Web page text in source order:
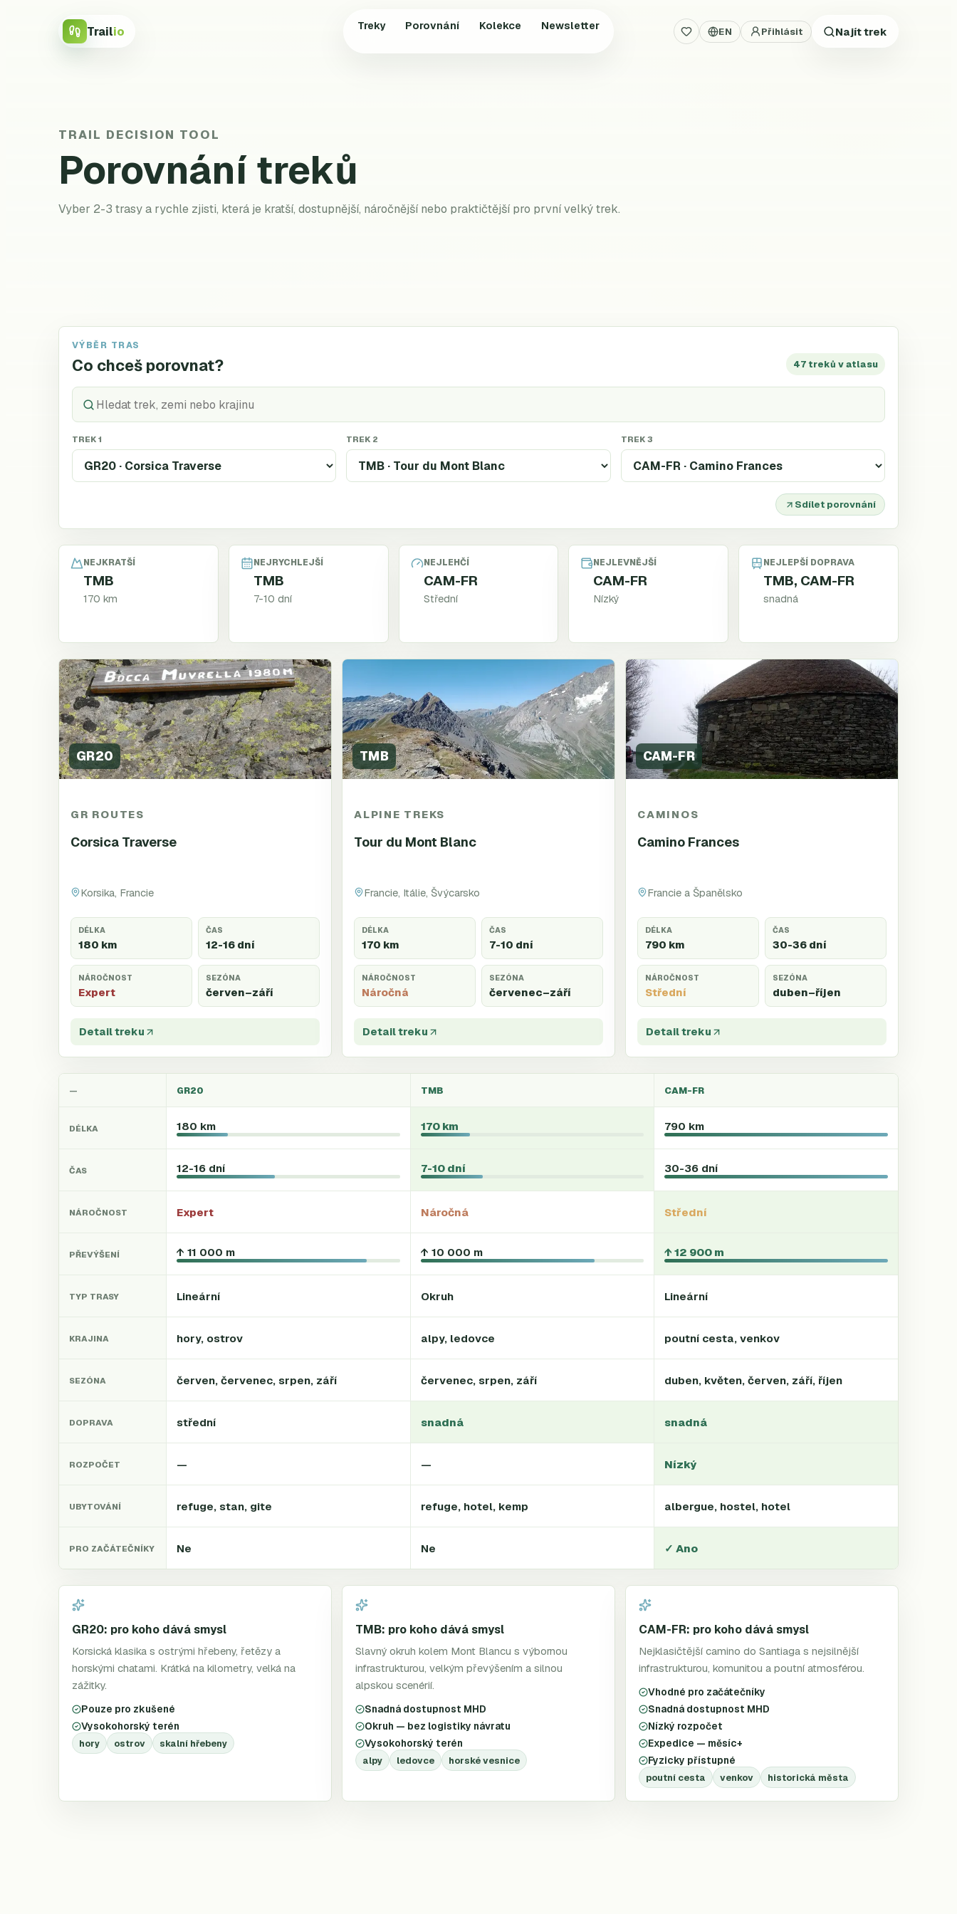
Trailio Treky Porovnání Kolekce Newsletter EN Přihlásit Najít trek
TRAIL DECISION TOOL
Porovnání treků
Vyber 2-3 trasy a rychle zjisti, která je kratší, dostupnější, náročnější nebo praktičtější pro první velký trek.
VÝBĚR TRAS
Co chceš porovnat? 47 treků v atlasu
TREK 1 TREK 2 TREK 3
Sdílet porovnání
NEJKRATŠÍ
TMB
170 km
NEJRYCHLEJŠÍ
TMB
7-10 dní
NEJLEHČÍ
CAM-FR
Střední
NEJLEVNĚJŠÍ
CAM-FR
Nízký
NEJLEPŠÍ DOPRAVA
TMB, CAM-FR
snadná
GR20
GR ROUTES
Corsica Traverse
Korsika, Francie
DÉLKA
180 km
ČAS
12-16 dní
NÁROČNOST
Expert
SEZÓNA
červen–září
Detail treku
TMB
ALPINE TREKS
Tour du Mont Blanc
Francie, Itálie, Švýcarsko
DÉLKA
170 km
ČAS
7-10 dní
NÁROČNOST
Náročná
SEZÓNA
červenec–září
Detail treku
CAM-FR
CAMINOS
Camino Frances
Francie a Španělsko
DÉLKA
790 km
ČAS
30-36 dní
NÁROČNOST
Střední
SEZÓNA
duben–říjen
Detail treku
— GR20 TMB CAM-FR
DÉLKA 180 km 170 km 790 km
ČAS 12-16 dní 7-10 dní 30-36 dní
NÁROČNOST Expert Náročná Střední
PŘEVÝŠENÍ ↑ 11 000 m ↑ 10 000 m ↑ 12 900 m
TYP TRASY Lineární Okruh Lineární
KRAJINA hory, ostrov alpy, ledovce poutní cesta, venkov
SEZÓNA červen, červenec, srpen, září červenec, srpen, září duben, květen, červen, září, říjen
DOPRAVA střední snadná snadná
ROZPOČET — — Nízký
UBYTOVÁNÍ refuge, stan, gite refuge, hotel, kemp albergue, hostel, hotel
PRO ZAČÁTEČNÍKY Ne Ne ✓ Ano
GR20: pro koho dává smysl
Korsická klasika s ostrými hřebeny, řetězy a
horskými chatami. Krátká na kilometry, velká na
zážitky.
Pouze pro zkušené
Vysokohorský terén
hory ostrov skalní hřebeny
TMB: pro koho dává smysl
Slavný okruh kolem Mont Blancu s výbornou
infrastrukturou, velkým převýšením a silnou
alpskou scenérií.
Snadná dostupnost MHD
Okruh — bez logistiky návratu
Vysokohorský terén
alpy ledovce horské vesnice
CAM-FR: pro koho dává smysl
Nejklasičtější camino do Santiaga s nejsilnější
infrastrukturou, komunitou a poutní atmosférou.
Vhodné pro začátečníky
Snadná dostupnost MHD
Nízký rozpočet
Expedice — měsíc+
Fyzicky přístupné
poutní cesta venkov historická města